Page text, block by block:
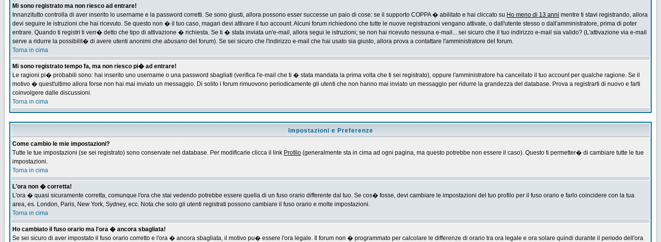
Mi sono registrato ma non riesco ad entrare!
Innanzitutto controlla di aver inserito lo username e la password corretti. Se sono giusti, allora possono esser successe un paio di cose: se il supporto COPPA � abilitato e hai cliccato su Ho meno di 13 anni mentre ti stavi registrando, allora
devi seguire le istruzioni che hai ricevuto. Se questo non � il tuo caso, magari devi attivare il tuo account. Alcuni forum richiedono che tutte le nuove registrazioni vengano attivate, o dall'utente stesso o dall'amministratore, prima di poter
entrare. Quando ti registri ti verr� detto che tipo di attivazione � richiesta. Se ti � stata inviata un'e-mail, allora segui le istruzioni; se non hai ricevuto nessuna e-mail... sei sicuro che il tuo indirizzo e-mail sia valido? (L'attivazione via e-mail
serve a ridurre la possibilit� di avere utenti anonimi che abusano del forum). Se sei sicuro che l'indirizzo e-mail che hai usato sia giusto, allora prova a contattare l'amministratore del forum.
Torna in cima
Mi sono registrato tempo fa, ma non riesco pi� ad entrare!
Le ragioni pi� probabili sono: hai inserito uno username o una password sbagliati (verifica l'e-mail che ti � stata mandata la prima volta che ti sei registrato), oppure l'amministratore ha cancellato il tuo account per qualche ragione. Se il
motivo � quest'ultimo allora forse non hai mai inviato un messaggio. Di solito i forum rimuovono periodicamente gli utenti che non hanno mai inviato un messaggio per ridurre la grandezza del database. Prova a registrarti di nuovo e farti
coinvolgere dalle discussioni.
Torna in cima
Impostazioni e Preferenze
Come cambio le mie impostazioni?
Tutte le tue impostazioni (se sei registrato) sono conservate nel database. Per modificarle clicca il link Profilo (generalmente sta in cima ad ogni pagina, ma questo potrebbe non essere il caso). Questo ti permetter� di cambiare tutte le tue
impostazioni.
Torna in cima
L'ora non � corretta!
L'ora � quasi sicuramente corretta, comunque l'ora che stai vedendo potrebbe essere quella di un fuso orario differente dal tuo. Se cos� fosse, devi cambiare le impostazioni del tuo profilo per il fuso orario e farlo coincidere con la tua
area, es. London, Paris, New York, Sydney, ecc. Nota che solo gli utenti registrati possono cambiare il fuso orario e molte impostazioni.
Torna in cima
Ho cambiato il fuso orario ma l'ora � ancora sbagliata!
Se sei sicuro di aver impostato il fuso orario corretto e l'ora � ancora sbagliata, il motivo pu� essere l'ora legale. Il forum non � programmato per calcolare le differenze di orario tra ora legale e ora solare quindi durante il periodo dell'ora